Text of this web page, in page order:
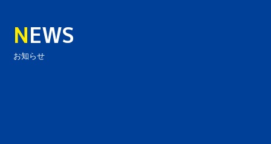
NEWS
お知らせ